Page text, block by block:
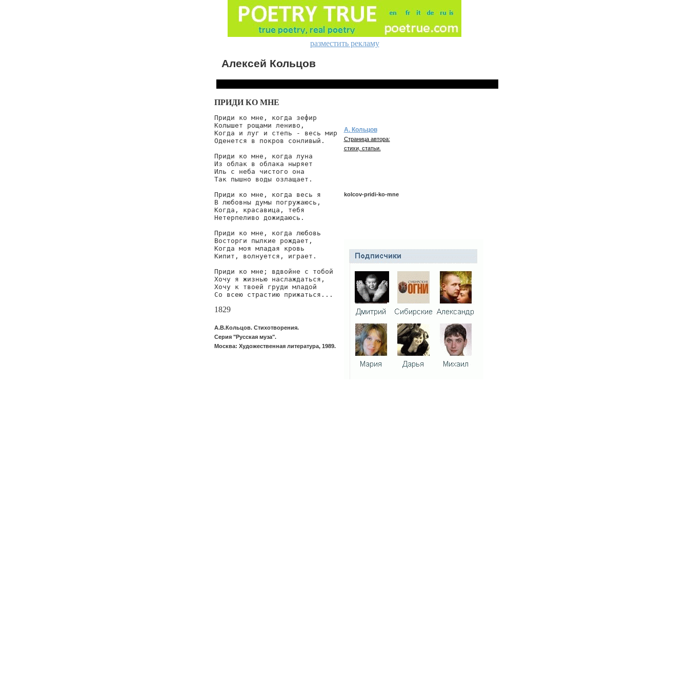
разместить рекламу
Алексей Кольцов
ПРИДИ КО МНЕ
Приди ко мне, когда зефир
Колышет рощами лениво,
Когда и луг и степь - весь мир
Оденется в покров сонливый.
Приди ко мне, когда луна
Из облак в облака ныряет
Иль с неба чистого она
Так пышно воды озлащает.
Приди ко мне, когда весь я
В любовны думы погружаюсь,
Когда, красавица, тебя
Нетерпеливо дожидаюсь.
Приди ко мне, когда любовь
Восторги пылкие рождает,
Когда моя младая кровь
Кипит, волнуется, играет.
Приди ко мне; вдвойне с тобой
Хочу я жизнью наслаждаться,
Хочу к твоей груди младой
Со всею страстию прижаться...
1829
А.В.Кольцов. Стихотворения.
Серия "Русская муза".
Москва: Художественная литература, 1989.
А. Кольцов
Страница автора:
стихи, статьи.
kolcov-pridi-ko-mne